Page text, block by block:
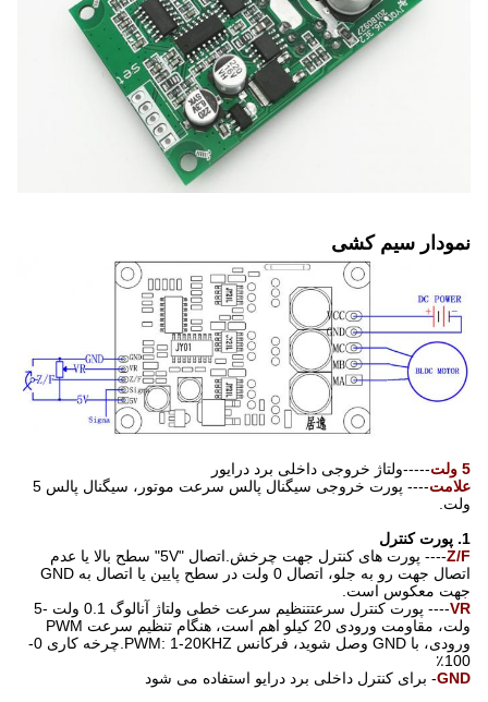
نمودار سیم کشی
5 ولت
-----ولتاژ خروجی داخلی برد درایور
علامت
---- پورت خروجی سیگنال پالس سرعت موتور، سیگنال پالس 5
ولت.
1. پورت کنترل
Z/F
---- پورت های کنترل جهت چرخش.اتصال "5V" سطح بالا یا عدم
اتصال جهت رو به جلو، اتصال 0 ولت در سطح پایین یا اتصال به GND
جهت معکوس است.
VR
---- پورت کنترل سرعتتنظیم سرعت خطی ولتاژ آنالوگ 0.1 ولت -5
ولت، مقاومت ورودی 20 کیلو اهم است، هنگام تنظیم سرعت PWM
ورودی، با GND وصل شوید، فرکانس PWM: 1-20KHZ.چرخه کاری 0-
100٪
GND- برای کنترل داخلی برد درایو استفاده می شود